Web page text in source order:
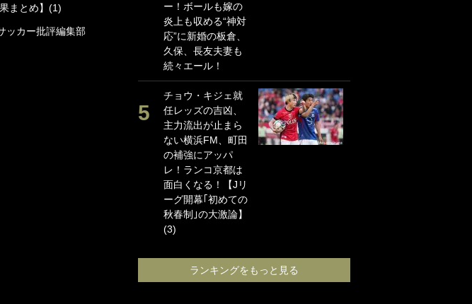
まとめ】(1)
ッカー批評編集部
ー！ボールも嫁の
炎上も収める“神対
応”に新婚の板倉、
久保、長友夫妻も
続々エール！
チョウ・キジェ就
任レッズの吉凶、
主力流出が止まら
ない横浜FM、町田
の補強にアッパ
レ！ランコ京都は
面白くなる！【Jリ
ーグ開幕｢初めての
秋春制｣の大激論】
(3)
ランキングをもっと見る